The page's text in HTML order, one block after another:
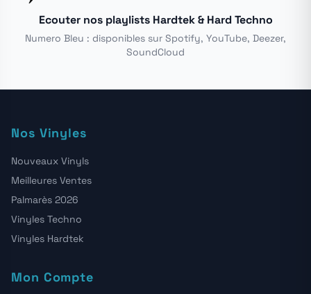
Ecouter nos playlists Hardtek & Hard Techno
Numero Bleu : disponibles sur Spotify, YouTube, Deezer,
SoundCloud
Nos Vinyles
Nouveaux Vinyls
Meilleures Ventes
Palmarès 2026
Vinyles Techno
Vinyles Hardtek
Mon Compte